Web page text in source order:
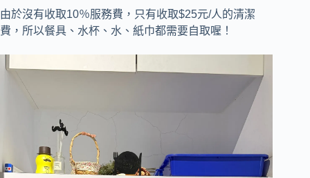
由於沒有收取10％服務費，只有收取$25元/人的清潔
費，所以餐具、水杯、水、紙巾都需要自取喔！